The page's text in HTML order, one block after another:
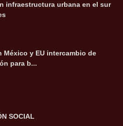
infraestructura urbana en el sur
México y EU intercambio de
para b...
SOCIAL